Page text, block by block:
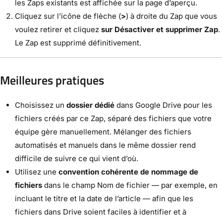
les Zaps existants est affichée sur la page d’aperçu.
Cliquez sur l’icône de flèche (>) à droite du Zap que vous
voulez retirer et cliquez sur Désactiver et supprimer Zap.
Le Zap est supprimé définitivement.
Meilleures pratiques
Choisissez un dossier dédié dans Google Drive pour les
fichiers créés par ce Zap, séparé des fichiers que votre
équipe gère manuellement. Mélanger des fichiers
automatisés et manuels dans le même dossier rend
difficile de suivre ce qui vient d’où.
Utilisez une convention cohérente de nommage de
fichiers dans le champ Nom de fichier — par exemple, en
incluant le titre et la date de l’article — afin que les
fichiers dans Drive soient faciles à identifier et à